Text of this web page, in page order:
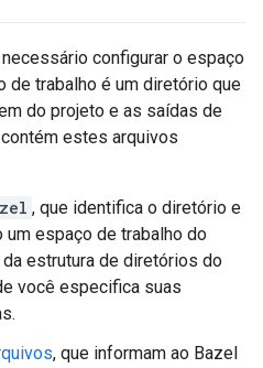
configurar o espaço
de trabalho é um diretório que
do projeto e as saídas de
estes arquivos
, que identifica o diretório e
espaço de trabalho do
estrutura de diretórios do
você especifica suas
, que informam ao Bazel